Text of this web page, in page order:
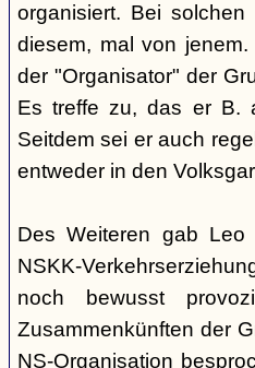
organisiert. Bei
diesem, mal von
der "Organisator" der
Es treffe zu, das er B.
Seitdem sei er auch
entweder in den
Des Weiteren gab
NSKK-
noch bewusst
Zusammenkünften der
NS-Organisation